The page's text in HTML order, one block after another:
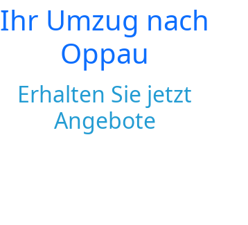
Ihr Umzug nach
Oppau
Erhalten Sie jetzt
Angebote